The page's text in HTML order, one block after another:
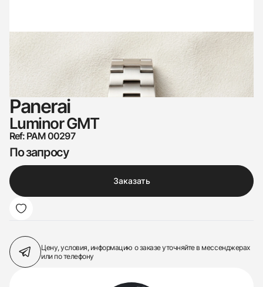
Panerai
Luminor GMT
Ref: PAM 00297
По запросу
Заказать
Цену, условия, информацию о заказеуточняйте в мессенджерах
или по телефону